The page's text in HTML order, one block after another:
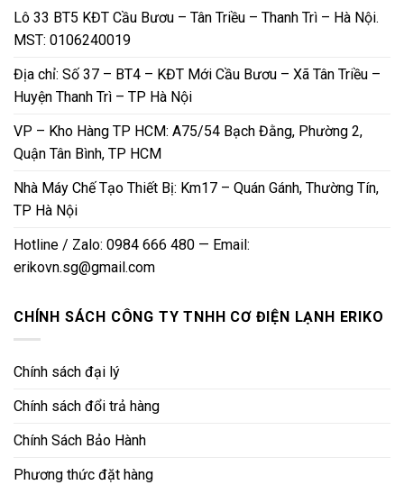
Lô 33 BT5 KĐT Cầu Bươu – Tân Triều – Thanh Trì – Hà Nội.
MST: 0106240019
Địa chỉ: Số 37 – BT4 – KĐT Mới Cầu Bươu – Xã Tân Triều –
Huyện Thanh Trì – TP Hà Nội
VP – Kho Hàng TP HCM: A75/54 Bạch Đằng, Phường 2,
Quận Tân Bình, TP HCM
Nhà Máy Chế Tạo Thiết Bị: Km17 – Quán Gánh, Thường Tín,
TP Hà Nội
Hotline / Zalo: 0984 666 480 — Email:
erikovn.sg@gmail.com
CHÍNH SÁCH CÔNG TY TNHH CƠ ĐIỆN LẠNH ERIKO
Chính sách đại lý
Chính sách đổi trả hàng
Chính Sách Bảo Hành
Phương thức đặt hàng